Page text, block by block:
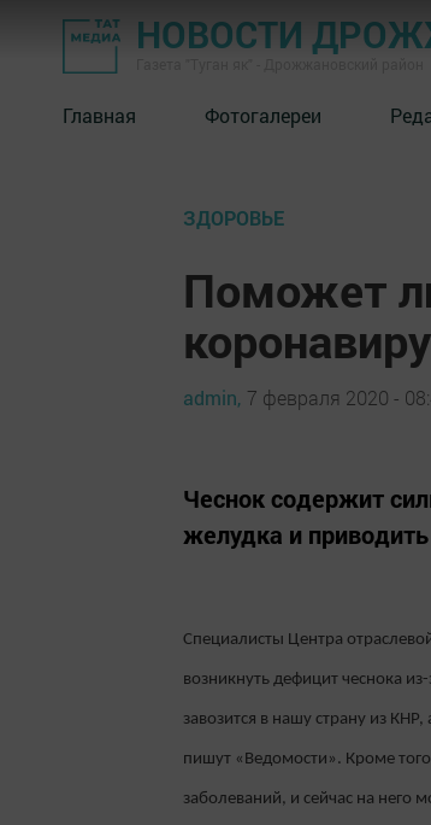
НОВОСТИ
Главная Фотогалереи
ЗДОРОВЬЕ
Поможет
admin, 7 февраля 2020 -
Чеснок содержит
желудка и приводить
Специалисты Центра
возникнуть дефицит чеснока
завозится в нашу страну из
пишут «Ведомости». Кроме
заболеваний, и сейчас на него